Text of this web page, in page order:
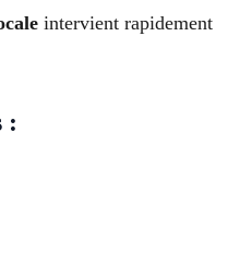
intervient rapidement
: